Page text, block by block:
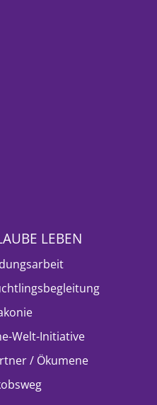
LEBEN
Welt-Initiative
/ Ökumene